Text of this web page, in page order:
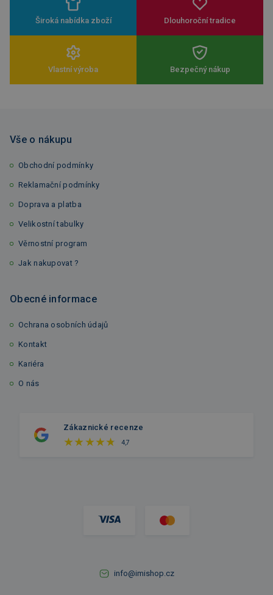
Široká nabídka zboží Dlouhoroční tradice
Vlastní výroba Bezpečný nákup
Vše o nákupu
Obchodní podmínky
Reklamační podmínky
Doprava a platba
Velikostní tabulky
Věrnostní program
Jak nakupovat ?
Obecné informace
Ochrana osobních údajů
Kontakt
Kariéra
O nás
Zákaznické recenze
4,7
info@imishop.cz